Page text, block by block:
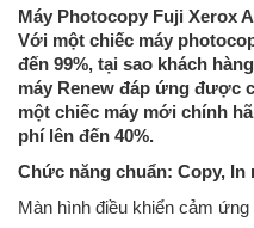
Máy Photocopy Fuji Xerox
Với một chiếc máy
đến 99%, tại sao khách
máy Renew đáp ứng được
một chiếc máy mới chính
phí lên đến 40%.
Chức năng chuẩn: Copy, In
Màn hình điều khiển cảm ứng